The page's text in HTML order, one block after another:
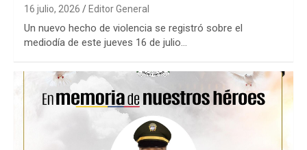
16 julio, 2026 Editor General
Un nuevo hecho de violencia se registró sobre el
mediodía de este jueves 16 de julio…